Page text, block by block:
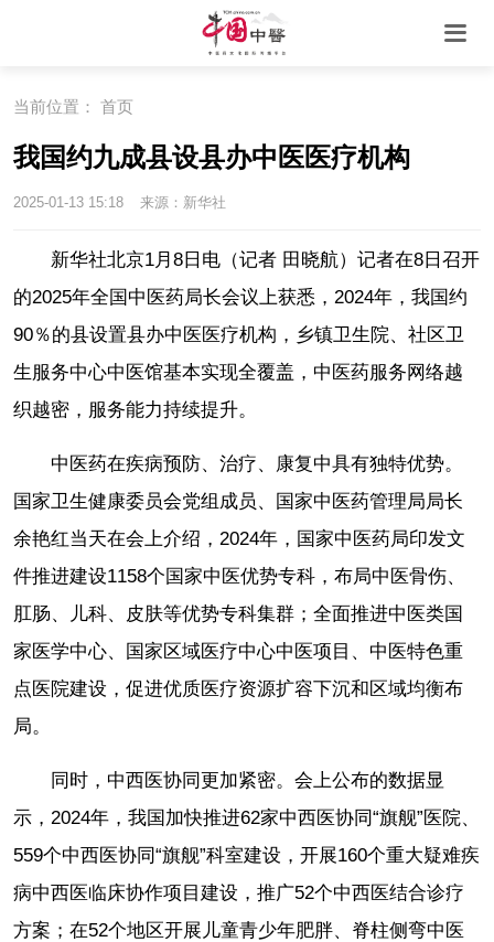
当前位置： 首页
我国约九成县设县办中医医疗机构
2025-01-13 15:18 来源：新华社
新华社北京1月8日电（记者 田晓航）记者在8日召开
的2025年全国中医药局长会议上获悉，2024年，我国约
90％的县设置县办中医医疗机构，乡镇卫生院、社区卫
生服务中心中医馆基本实现全覆盖，中医药服务网络越
织越密，服务能力持续提升。
中医药在疾病预防、治疗、康复中具有独特优势。
国家卫生健康委员会党组成员、国家中医药管理局局长
余艳红当天在会上介绍，2024年，国家中医药局印发文
件推进建设1158个国家中医优势专科，布局中医骨伤、
肛肠、儿科、皮肤等优势专科集群；全面推进中医类国
家医学中心、国家区域医疗中心中医项目、中医特色重
点医院建设，促进优质医疗资源扩容下沉和区域均衡布
局。
同时，中西医协同更加紧密。会上公布的数据显
示，2024年，我国加快推进62家中西医协同“旗舰”医院、
559个中西医协同“旗舰”科室建设，开展160个重大疑难疾
病中西医临床协作项目建设，推广52个中西医结合诊疗
方案；在52个地区开展儿童青少年肥胖、脊柱侧弯中医